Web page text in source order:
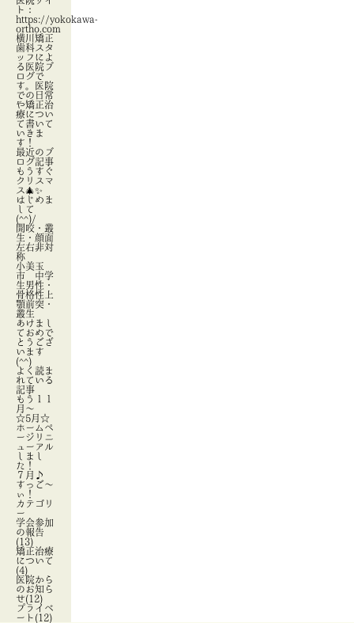
ト：
https://yokokawa-
ortho.com
横川矯正
歯科スタ
ッフによ
る医院ブ
ログで
す。医院
での日常
や矯正治
療につい
て書いて
いきま
す！
最近のブ
ログ記事
もうすぐ
クリスマ
ス🎄✨
はじめま
して
(^^)/
開咬・叢
生・顔面
左右非対
称
小美玉
市 中学
生男性・
骨格性上
顎前突・
叢生
あけまし
ておめで
とうござ
います
(^^)
よく読ま
れている
記事
もう１１
月～
☆5月☆
ホームペ
ージリニ
ューアル
しまし
た！
７月♪
すっご～
ぃ！
カテゴリ
ー
学会参加
の報告
(13)
矯正治療
について
(4)
医院から
のお知ら
せ(12)
プライベ
ート(12)